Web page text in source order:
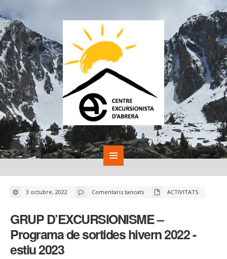
3 octubre, 2022 Comentaris tancatsa
GRUP
Programa
de
sortides
2022
-
ACTIVITATS
GRUP D’EXCURSIONISME –
Programa de sortides hivern 2022 -
estiu 2023